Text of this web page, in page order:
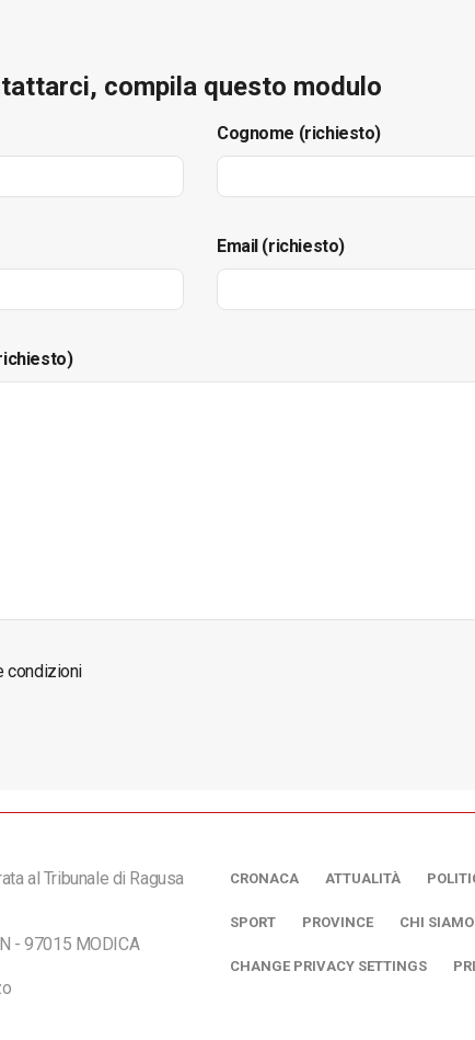
compila questo modulo
Cognome (richiesto)
Email (richiesto)
condizioni
al Tribunale di Ragusa
- 97015 MODICA
CRONACA ATTUALITÀ
SPORT PROVINCE CHI SIAMO
CHANGE PRIVACY SETTINGS